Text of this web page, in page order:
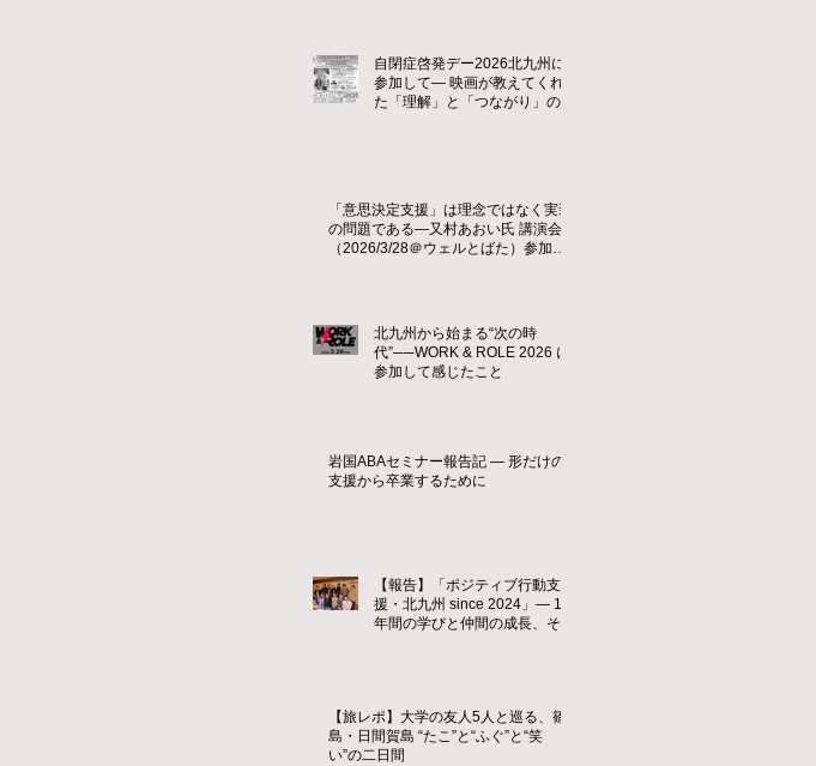
自閉症啓発デー2026北九州に
参加して― 映画が教えてくれ
た「理解」と「つながり」の大
「意思決定支援」は理念ではなく実装
の問題である—又村あおい氏 講演会
（2026/3/28＠ウェルとばた）参加レ
北九州から始まる“次の時
代”──WORK & ROLE 2026 に
参加して感じたこと
岩国ABAセミナー報告記 ― 形だけの
支援から卒業するために
【報告】「ポジティブ行動支
援・北九州 since 2024」― 1
年間の学びと仲間の成長、そし
【旅レポ】大学の友人5人と巡る、篠
島・日間賀島 “たこ”と“ふぐ”と“笑
い”の二日間